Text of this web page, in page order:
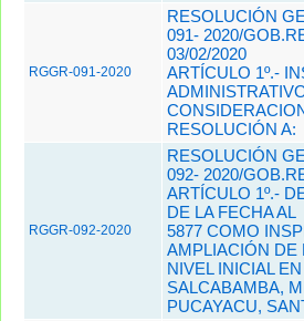
RGGR-091-2020
RESOLUCIÓN
091- 2020/
03/02/2020
ARTÍCULO 1º.-
RESOLUCIÓN A:
RGGR-092-2020
RESOLUCIÓN
092- 2020/
ARTÍCULO 1º.-
DE LA FECHA AL
5877 COMO
AMPLIACIÓN DE
NIVEL INICIAL
SALCABAMBA,
PUCAYACU,